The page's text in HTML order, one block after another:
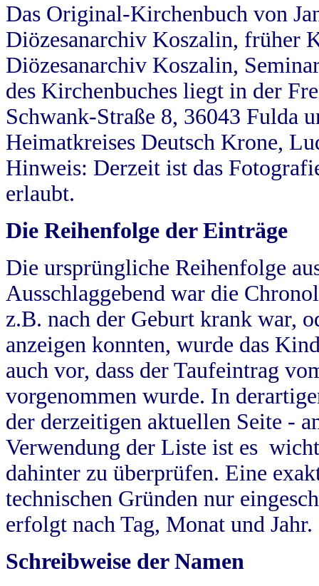
Das Original-Kirchenbuch von
Diözesanarchiv Koszalin, früher
Diözesanarchiv Koszalin,
des Kirchenbuches liegt in der
Schwank-Straße 8, 36043 Fulda
Heimatkreises Deutsch Krone,
Hinweis: Derzeit ist das
erlaubt.
Die Reihenfolge der Einträge
Die ursprüngliche Reihenfolge
Ausschlaggebend war die
z.B. nach der Geburt krank war,
anzeigen konnten, wurde das
auch vor, dass der Taufeintrag
vorgenommen wurde. In
der derzeitigen aktuellen Seite -
Verwendung der Liste ist es
dahinter zu überprüfen. Eine
technischen Gründen nur
erfolgt nach Tag, Monat und Jahr.
Schreibweise der Namen